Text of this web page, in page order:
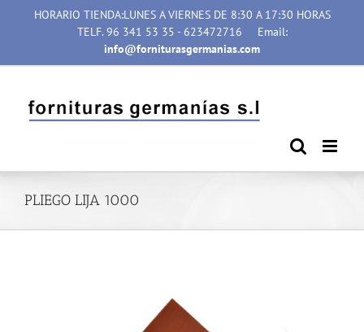
HORARIO TIENDA:LUNES A VIERNES DE 8:30 A 17:30 HORAS
TELF. 96 341 53 35 - 623472716
Email:
info@forniturasgermanias.com
PLIEGO LIJA 1000